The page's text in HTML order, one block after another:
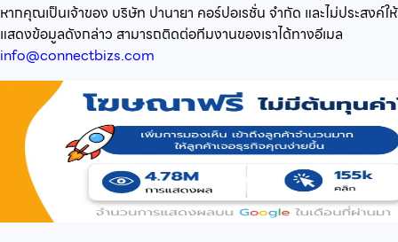
หากคุณเป็นเจ้าของ บริษัท ปานายา คอร์ปอเรชั่น จำกัด และไม่ประสงค์ให้
แสดงข้อมูลดังกล่าว สามารถติดต่อทีมงานของเราได้ทางอีเมล
info@connectbizs.com